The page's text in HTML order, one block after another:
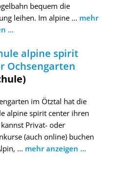
bequem die
leihen. Im alpine ... mehr
...
alpine spirit
Ochsengarten
im Ötztal hat die
alpine spirit center ihren
Privat- oder
(auch online) buchen
... mehr anzeigen ...